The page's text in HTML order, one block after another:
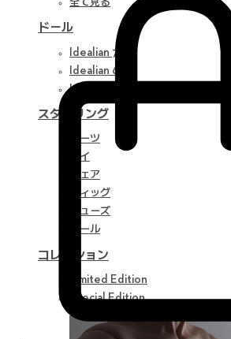
ドール
Idealian 75 M
Idealian 68 F
Idealian 51 M
スタイリング
パーツ
アイ
ウェア
ウィッグ
シューズ
ツール
コレクション
Limited Edition
Special Edition